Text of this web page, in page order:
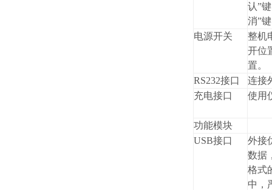
认”
消”
电源开关
整机
开位
置。
RS232接口
连接
充电接口
使用
功能模块
USB接口
外接
数据
格式
中，